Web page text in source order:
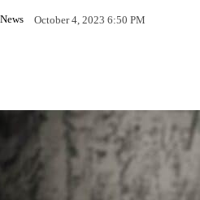
October 4, 2023 6:50 PM